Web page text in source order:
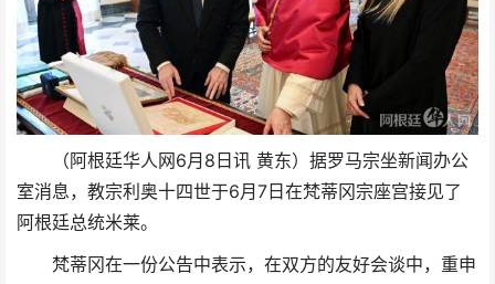
（阿根廷华人网6月8日讯 黄东）据罗马宗坐新闻办公
室消息，教宗利奥十四世于6月7日在梵蒂冈宗座宫接见了
阿根廷总统米莱。
梵蒂冈在一份公告中表示，在双方的友好会谈中，重申